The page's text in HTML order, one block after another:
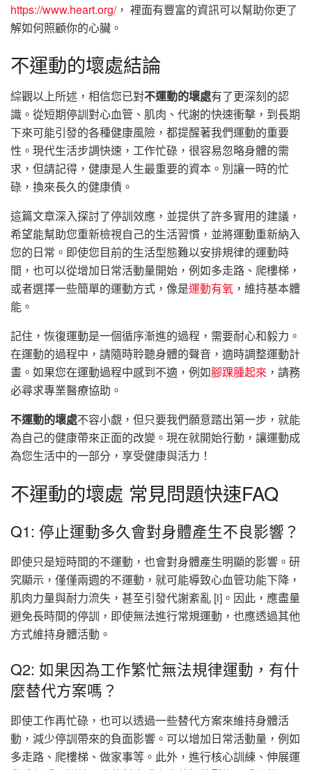
https://www.heart.org/， 裡面有豐富的資訊可以幫助你更了
解如何照顧你的心臟。
不運動的壞處結論
綜觀以上所述，相信您已對不運動的壞處有了更深刻的認
識。從短期停訓對心血管、肌肉、代謝的快速衝擊，到長期
下來可能引發的各種健康風險，都提醒著我們運動的重要
性。現代生活步調快速，工作忙碌，很容易忽略身體的需
求，但請記得，健康是人生最重要的資本。別讓一時的忙
碌，換來長久的健康債。
這篇文章深入探討了停訓效應，並提供了許多實用的建議，
希望能幫助您重新檢視自己的生活習慣，並將運動重新納入
您的日常。即使您目前的生活型態難以安排規律的運動時
間，也可以從增加日常活動量開始，例如多走路、爬樓梯，
或者選擇一些簡單的運動方式，像是運動有氧 ，維持基本體
能。
記住，恢復運動是一個循序漸進的過程，需要耐心和毅力。
在運動的過程中，請隨時聆聽身體的聲音，適時調整運動計
畫。如果您在運動過程中感到不適，例如腳踝腫起來 ，請務
必尋求專業醫療協助。
不運動的壞處不容小覷，但只要我們願意踏出第一步，就能
為自己的健康帶來正面的改變。現在就開始行動，讓運動成
為您生活中的一部分，享受健康與活力！
不運動的壞處 常見問題快速FAQ
Q1: 停止運動多久會對身體產生不良影響？
即使只是短時間的不運動，也會對身體產生明顯的影響。研
究顯示，僅僅兩週的不運動，就可能導致心血管功能下降，
肌肉力量與耐力流失，甚至引發代謝紊亂 [i]。因此，應盡量
避免長時間的停訓，即使無法進行常規運動，也應透過其他
方式維持身體活動。
Q2: 如果因為工作繁忙無法規律運動，有什
麼替代方案嗎？
即使工作再忙碌，也可以透過一些替代方案來維持身體活
動，減少停訓帶來的負面影響。可以增加日常活動量，例如
多走路、爬樓梯、做家事等。此外，進行核心訓練、伸展運